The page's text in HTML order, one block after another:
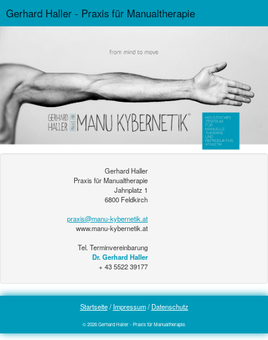
Gerhard Haller - Praxis für Manualtherapie
Gerhard Haller
Praxis für Manualtherapie
Jahnplatz 1
6800 Feldkirch
praxis@manu-kybernetik.at
www.manu-kybernetik.at
Tel. Terminvereinbarung
Dr. Gerhard Haller
+ 43 5522 39177
Startseite/ Impressum/ Datenschutz
© 2026 Gerhard Haller - Praxis für Manualtherapie.